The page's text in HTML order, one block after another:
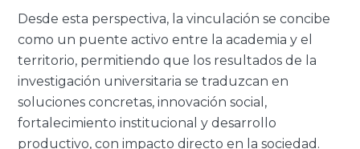
Desde esta perspectiva, la vinculación se concibe
como un puente activo entre la academia y el
territorio, permitiendo que los resultados de la
investigación universitaria se traduzcan en
soluciones concretas, innovación social,
fortalecimiento institucional y desarrollo
productivo, con impacto directo en la sociedad.